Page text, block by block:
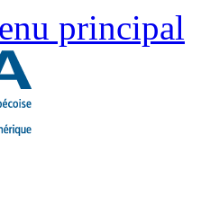
principal